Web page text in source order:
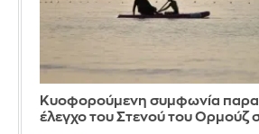
Κυοφορούμενη συμφωνία
έλεγχο του Στενού του Ορμούζ